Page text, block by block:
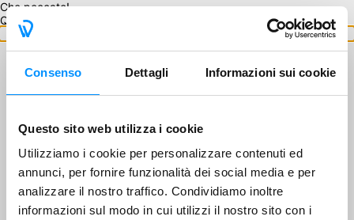
Consenso Dettagli Informazioni sui cookie
Questo sito web utilizza i cookie
Utilizziamo i cookie per personalizzare contenuti ed
annunci, per fornire funzionalità dei social media e per
analizzare il nostro traffico. Condividiamo inoltre
informazioni sul modo in cui utilizzi il nostro sito con i
Che peccato!
Questo GA non è disponibile.